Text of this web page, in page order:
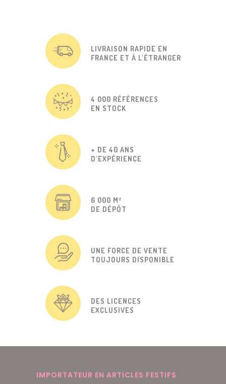
LIVRAISON RAPIDE EN
FRANCE ET À L'ÉTRANGER
4 000 RÉFÉRENCES
EN STOCK
+ DE 40 ANS
D'EXPÉRIENCE
6 000 M²
DE DÉPÔT
UNE FORCE DE VENTE
TOUJOURS DISPONIBLE
DES LICENCES
EXCLUSIVES
IMPORTATEUR EN ARTICLES FESTIFS